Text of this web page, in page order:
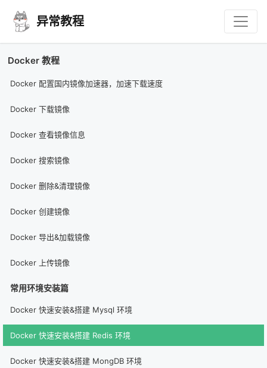
异常教程
Docker 教程
Docker 配置国内镜像加速器，加速下载速度
Docker 下载镜像
Docker 查看镜像信息
Docker 搜索镜像
Docker 删除&清理镜像
Docker 创建镜像
Docker 导出&加载镜像
Docker 上传镜像
常用环境安装篇
Docker 快速安装&搭建 Mysql 环境
Docker 快速安装&搭建 Redis 环境
Docker 快速安装&搭建 MongDB 环境